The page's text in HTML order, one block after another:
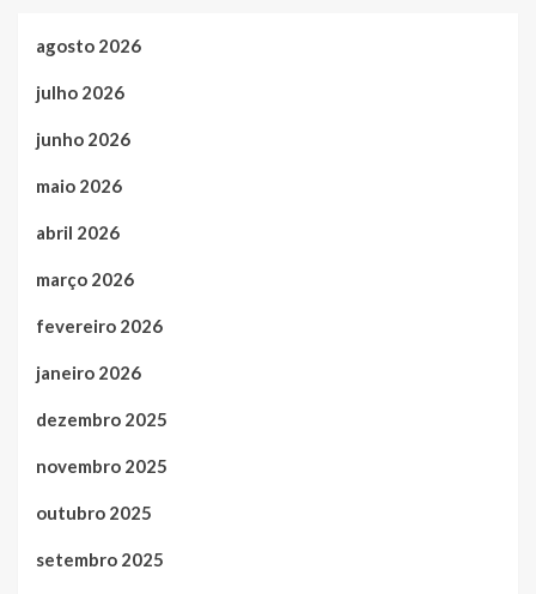
agosto 2026
julho 2026
junho 2026
maio 2026
abril 2026
março 2026
fevereiro 2026
janeiro 2026
dezembro 2025
novembro 2025
outubro 2025
setembro 2025